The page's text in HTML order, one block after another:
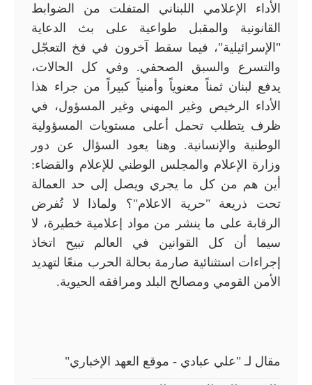
الأداء الإعلامي اللبناني المتفلت من الضوابط
القانونية والمقبل طواعية على بث الدعاية
"الإسرائيلية"، فيما سقط آخرون في فخ التعجّل
والتسرع والسبق الصحفي. وفي كل الحالات،
يدفع لبنان ثمناً معنوياً وأمنياً كبيراً من جراء هذا
الأداء الرخيص وغير المهني وغير المسؤول، في
ظرف يتطلب تحمل أعلى مستويات المسؤولية
الوطنية والإنسانية. وهنا يعود السؤال عن دور
وزارة الإعلام والمجلس الوطني للإعلام والقضاء:
أين هم من كل ما يجري ويصل إلى حد العمالة
تحت ذريعة "حرية الاعلام"؟ ولماذا لا تُفرض
الرقابة على ما ينشر من مواد إعلامية خطيرة، لا
سيما أن كل القوانين في العالم تبيح اتخاذ
إجراءات استثنائية صارمة بحالة الحرب منعًا لتهديد
الأمن القومي ومصالح البلد ومرافقه الحيوية.
مقال لـ "علي عبادي - موقع العهد الإخباري"